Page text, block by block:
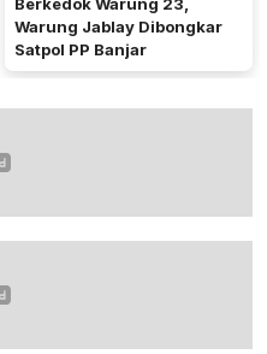
Warung Jablay Dibongkar
Satpol PP Banjar